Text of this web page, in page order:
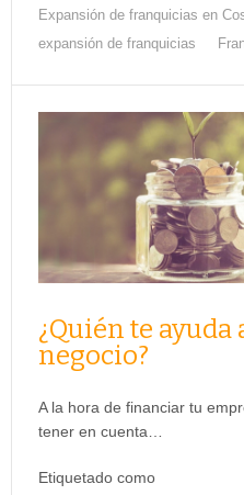
Expansión de franquicias en
expansión de franquicias
¿Quién te
negocio?
A la hora de financiar tu
tener en cuenta…
Etiquetado como